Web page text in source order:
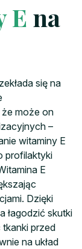
E na
się na
że może on
–
witaminy E
profilaktyki
E
Dzięki
łagodzić skutki
przed
na układ